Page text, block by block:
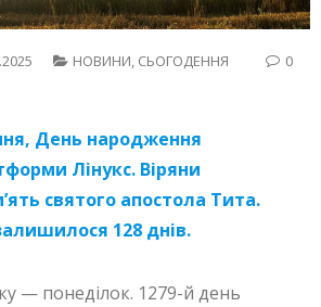
НОВИНИ, СЬОГОДЕННЯ 0
День народження
Лінукс. Віряни
святого апостола Тита.
128 днів.
— понеділок. 1279-й день